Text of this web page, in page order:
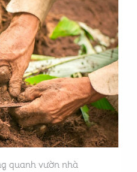
quanh vườn nhà